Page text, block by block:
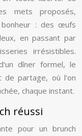
mets proposés,
: des œufs
en passant par
irrésistibles.
dîner formel, le
partage, où l’on
chaque instant.
réussi
pour un brunch